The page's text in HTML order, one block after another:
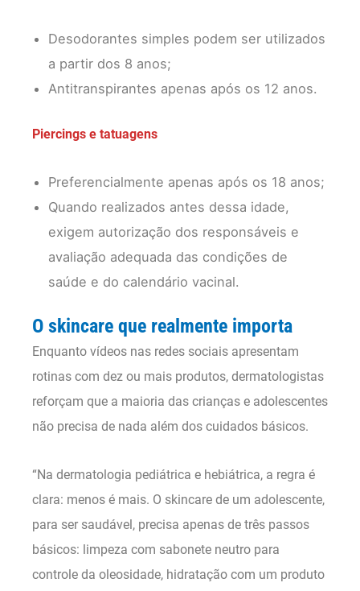
Desodorantes simples podem ser utilizados
a partir dos 8 anos;
Antitranspirantes apenas após os 12 anos.
Piercings e tatuagens
Preferencialmente apenas após os 18 anos;
Quando realizados antes dessa idade,
exigem autorização dos responsáveis e
avaliação adequada das condições de
saúde e do calendário vacinal.
O skincare que realmente importa
Enquanto vídeos nas redes sociais apresentam
rotinas com dez ou mais produtos, dermatologistas
reforçam que a maioria das crianças e adolescentes
não precisa de nada além dos cuidados básicos.
“Na dermatologia pediátrica e hebiátrica, a regra é
clara: menos é mais. O skincare de um adolescente,
para ser saudável, precisa apenas de três passos
básicos: limpeza com sabonete neutro para
controle da oleosidade, hidratação com um produto